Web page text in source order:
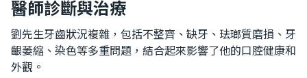
醫師診斷與治療
劉先生牙齒狀況複雜，包括不整齊、缺牙、珐瑯質磨損、牙
齦萎縮、染色等多重問題，結合起來影響了他的口腔健康和
外觀。